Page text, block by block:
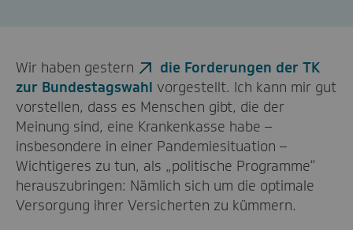
Wir haben gestern
die Forderungen der TK
zur Bundestagswahl vorgestellt. Ich kann mir gut
vorstellen, dass es Menschen gibt, die der
Meinung sind, eine Krankenkasse habe –
insbesondere in einer Pandemiesituation –
Wichtigeres zu tun, als „politische Programme“
herauszubringen: Nämlich sich um die optimale
Versorgung ihrer Versicherten zu kümmern.